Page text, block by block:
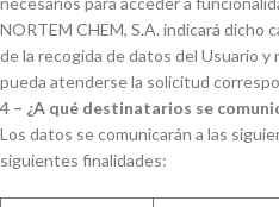
NORTEM CHEM, S.A. indicará
de la recogida de datos del Usuario y
pueda atenderse la solicitud
4 – ¿A qué destinatarios se
Los datos se comunicarán a las
siguientes finalidades: